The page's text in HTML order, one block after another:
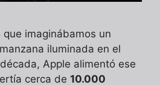
imaginábamos un
iluminada en el
Apple alimentó ese
cerca de 10.000